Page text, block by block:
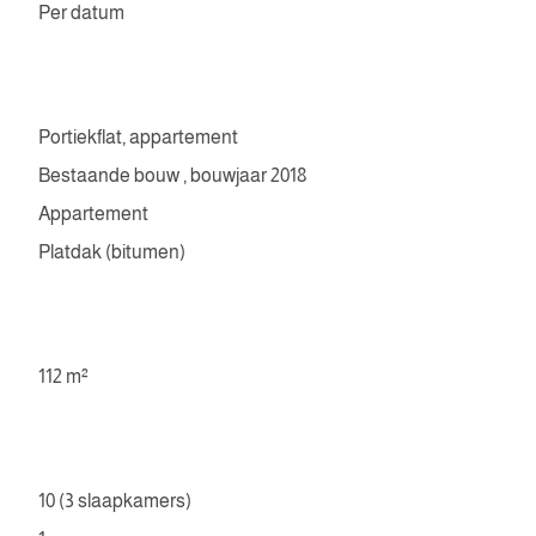
Per datum
Portiekflat, appartement
Bestaande bouw , bouwjaar 2018
Appartement
Platdak (bitumen)
112 m²
10 (3 slaapkamers)